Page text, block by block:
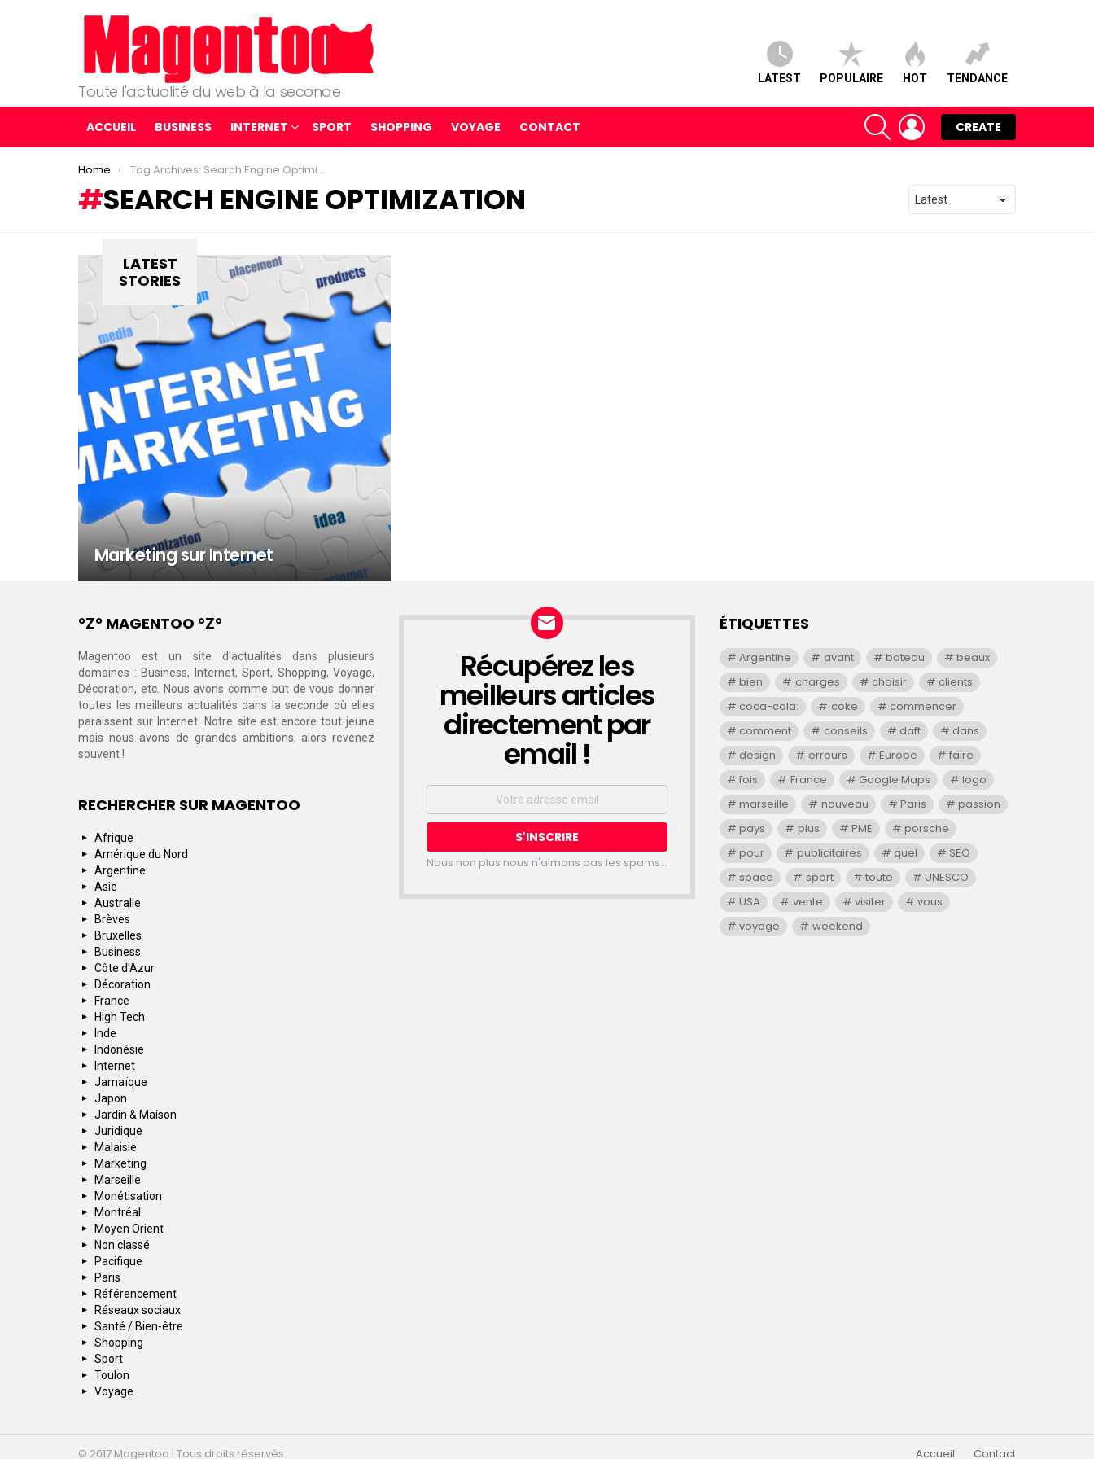
Toute l'actualité du web à la seconde
LATEST POPULAIRE HOT TENDANCE
ACCUEIL BUSINESS INTERNET SPORT SHOPPING VOYAGE CONTACT
SEARCH LOGIN
CREATE
You are here:
Home Tag Archives: Search Engine Optimization
SEARCH ENGINE OPTIMIZATION
LATEST
STORIES
Marketing sur Internet
°Ζ° MAGENTOO °Ζ°
Magentoo est un site d'actualités dans plusieurs
domaines : Business, Internet, Sport, Shopping, Voyage,
Décoration, etc. Nous avons comme but de vous donner
toutes les meilleurs actualités dans la seconde où elles
paraissent sur Internet. Notre site est encore tout jeune
mais nous avons de grandes ambitions, alors revenez
souvent !
RECHERCHER SUR MAGENTOO
Afrique
Amérique du Nord
Argentine
Asie
Australie
Brèves
Bruxelles
Business
Côte d'Azur
Décoration
France
High Tech
Inde
Indonésie
Internet
Jamaïque
Japon
Jardin & Maison
Juridique
Malaisie
Marketing
Marseille
Monétisation
Montréal
Moyen Orient
Non classé
Pacifique
Paris
Référencement
Réseaux sociaux
Santé / Bien-être
Shopping
Sport
Toulon
Voyage
NEWSLETTER
Récupérez les
meilleurs articles
directement par
email !
Email
Nous non plus nous n'aimons pas les spams...
ÉTIQUETTES
Argentine avant bateau
beaux
bien
charges choisir
clients
coca-cola:
coke
commencer
comment
conseils daft
dans
design
erreurs Europe
faire
fois
France Google Maps
logo
marseille
nouveau Paris
passion
pays
plus PME
porsche
pour
publicitaires quel
SEO
space
sport toute
UNESCO
USA
vente visiter
vous
voyage
weekend
© 2017 Magentoo | Tous droits réservés Accueil Contact